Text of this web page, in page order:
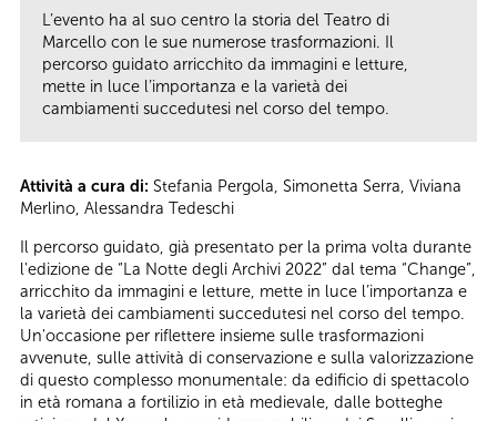
L’evento ha al suo centro la storia del Teatro di
Marcello con le sue numerose trasformazioni. Il
percorso guidato arricchito da immagini e letture,
mette in luce l’importanza e la varietà dei
cambiamenti succedutesi nel corso del tempo.
Attività a cura di: Stefania Pergola, Simonetta Serra, Viviana
Merlino, Alessandra Tedeschi
Il percorso guidato, già presentato per la prima volta durante
l'edizione de “La Notte degli Archivi 2022” dal tema “Change”,
arricchito da immagini e letture, mette in luce l’importanza e
la varietà dei cambiamenti succedutesi nel corso del tempo.
Un'occasione per riflettere insieme sulle trasformazioni
avvenute, sulle attività di conservazione e sulla valorizzazione
di questo complesso monumentale: da edificio di spettacolo
in età romana a fortilizio in età medievale, dalle botteghe